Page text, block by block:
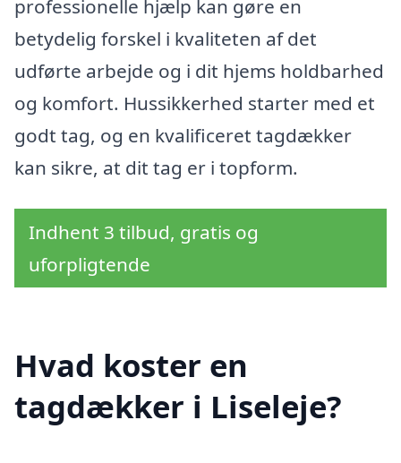
professionelle hjælp kan gøre en
betydelig forskel i kvaliteten af det
udførte arbejde og i dit hjems holdbarhed
og komfort. Hussikkerhed starter med et
godt tag, og en kvalificeret tagdækker
kan sikre, at dit tag er i topform.
Indhent 3 tilbud, gratis og
uforpligtende
Hvad koster en
tagdækker i Liseleje?